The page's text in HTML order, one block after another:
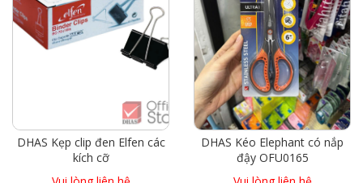
DHAS Kẹp clip đen Elfen các
kích cỡ
DHAS Kéo Elephant có nắp
đậy OFU0165